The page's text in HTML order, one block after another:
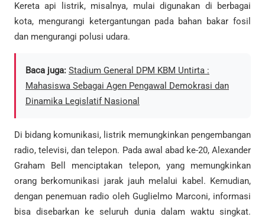
Kereta api listrik, misalnya, mulai digunakan di berbagai
kota, mengurangi ketergantungan pada bahan bakar fosil
dan mengurangi polusi udara.
Baca juga: Stadium General DPM KBM Untirta :
Mahasiswa Sebagai Agen Pengawal Demokrasi dan
Dinamika Legislatif Nasional
Di bidang komunikasi, listrik memungkinkan pengembangan
radio, televisi, dan telepon. Pada awal abad ke-20, Alexander
Graham Bell menciptakan telepon, yang memungkinkan
orang berkomunikasi jarak jauh melalui kabel. Kemudian,
dengan penemuan radio oleh Guglielmo Marconi, informasi
bisa disebarkan ke seluruh dunia dalam waktu singkat.